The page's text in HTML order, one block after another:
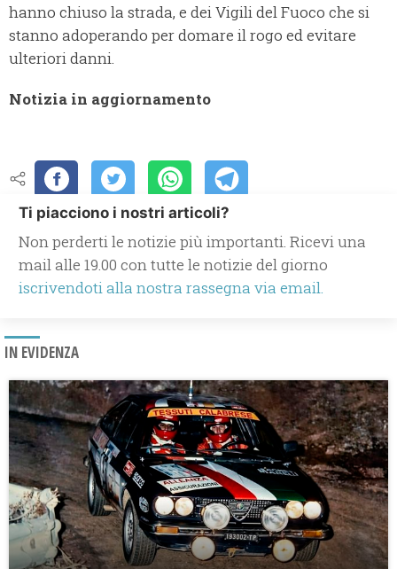
hanno chiuso la strada, e dei Vigili del Fuoco che si
stanno adoperando per domare il rogo ed evitare
ulteriori danni.
Notizia in aggiornamento
Ti piacciono i nostri articoli?
Non perderti le notizie più importanti. Ricevi una
mail alle 19.00 con tutte le notizie del giorno
iscrivendoti alla nostra rassegna via email.
IN EVIDENZA